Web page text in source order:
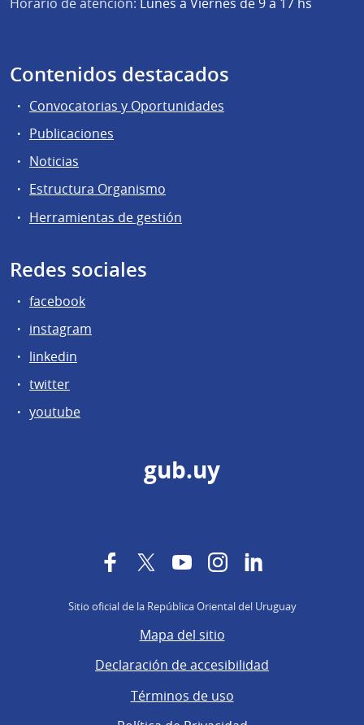
Contenidos destacados
Convocatorias y Oportunidades
Publicaciones
Noticias
Estructura Organismo
Herramientas de gestión
Redes sociales
facebook
instagram
linkedin
twitter
youtube
gub.uy
FacebookTwitterYouTubeInstagram
Sitio oficial de la República Oriental del Uruguay
Mapa del sitio
Declaración de accesibilidad
Términos de uso